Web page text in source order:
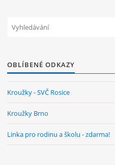
OBLÍBENÉ ODKAZY
Kroužky - SVČ Rosice
Kroužky Brno
Linka pro rodinu a školu - zdarma!